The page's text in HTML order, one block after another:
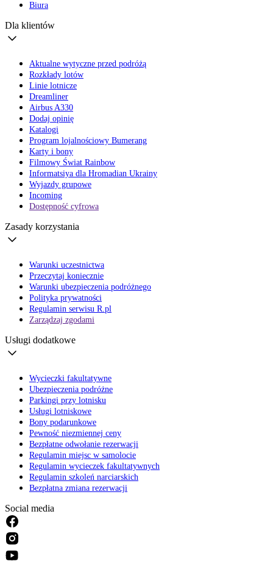
Biura
Dla klientów
Aktualne wytyczne przed podróżą
Rozkłady lotów
Linie lotnicze
Dreamliner
Airbus A330
Dodaj opinię
Katalogi
Program lojalnościowy Bumerang
Karty i bony
Filmowy Świat Rainbow
Informatsiya dla Hromadian Ukrainy
Wyjazdy grupowe
Incoming
Dostępność cyfrowa
Zasady korzystania
Warunki uczestnictwa
Przeczytaj koniecznie
Warunki ubezpieczenia podróżnego
Polityka prywatności
Regulamin serwisu R.pl
Zarządzaj zgodami
Usługi dodatkowe
Wycieczki fakultatywne
Ubezpieczenia podróżne
Parkingi przy lotnisku
Usługi lotniskowe
Bony podarunkowe
Pewność niezmiennej ceny
Bezpłatne odwołanie rezerwacji
Regulamin miejsc w samolocie
Regulamin wycieczek fakultatywnych
Regulamin szkoleń narciarskich
Bezpłatna zmiana rezerwacji
Social media